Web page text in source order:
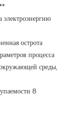
электроэнергию
острота
процесса
окружающей среды,
8